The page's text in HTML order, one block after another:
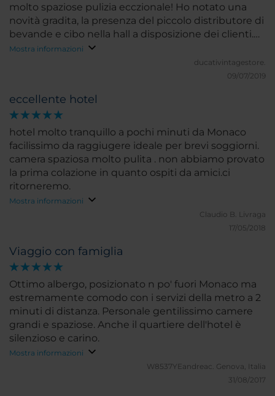
molto spaziose pulizia ecczionale! Ho notato una
novità gradita, la presenza del piccolo distributore di
bevande e cibo nella hall a disposizione dei clienti.
Comodo, essendo a circa 200/300 mt, il treno per
Mostra informazioni
ducativintagestore.
09/07/2019
eccellente hotel
hotel molto tranquillo a pochi minuti da Monaco
facilissimo da raggiugere ideale per brevi soggiorni.
camera spaziosa molto pulita . non abbiamo provato
la prima colazione in quanto ospiti da amici.ci
ritorneremo.
Mostra informazioni
Claudio B. Livraga
17/05/2018
Viaggio con famiglia
Ottimo albergo, posizionato n po' fuori Monaco ma
estremamente comodo con i servizi della metro a 2
minuti di distanza. Personale gentilissimo camere
grandi e spaziose. Anche il quartiere dell'hotel è
silenzioso e carino.
Mostra informazioni
W8537YEandreac. Genova, Italia
31/08/2017